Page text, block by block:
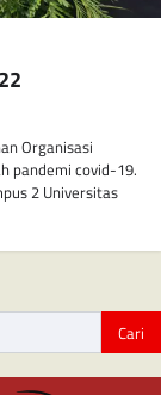
Organisasi
pandemi covid-19.
2 Universitas